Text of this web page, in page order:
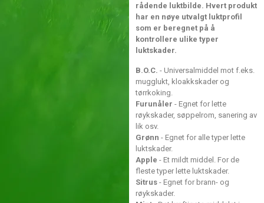
rådende luktbilde. Hvert produkt
har en nøye utvalgt luktprofil
som er beregnet på å
kontrollere ulike typer
luktskader.
B.O.C. - Universalmiddel mot f.eks.
mugglukt, kloakkskader og
tørrkoking.
Furunåler - Egnet for lette
røykskader, søppelrom, sanering av
lik osv.
Grønn - Egnet for alle typer lette
luktskader.
Apple - Et mildt middel. For de
fleste typer lette luktskader.
Sitrus - Egnet for brann- og
røykskader.